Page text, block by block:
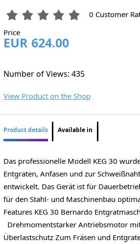
0 Customer
Price
EUR 624.00
Number of Views: 435
View Product on the Shop
Product details Available in
Das professionelle Modell KEG 30
Entgraten, Anfasen und zur
entwickelt. Das Gerät ist für
für den Stahl- und Maschinenbau
Features KEG 30 Bernardo
Drehmomentstarker Antriebsmotor
Überlastschutz Zum Fräsen und